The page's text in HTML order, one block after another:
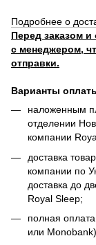
Подробнее о
Перед заказом и
с менеджером,
отправки.
Варианты
наложенным
отделении
компании
доставка
компании по
доставка до
Royal Sleep;
полная
или